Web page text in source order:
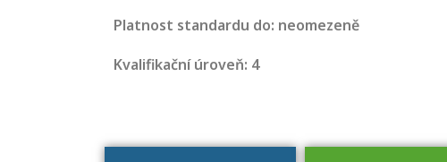
Platnost standardu do: neomezeně
Kvalifikační úroveň: 4
kvalifikací. Víte,
musíte pro danou